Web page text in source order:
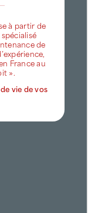
à partir de
de
France au
».
vie de vos